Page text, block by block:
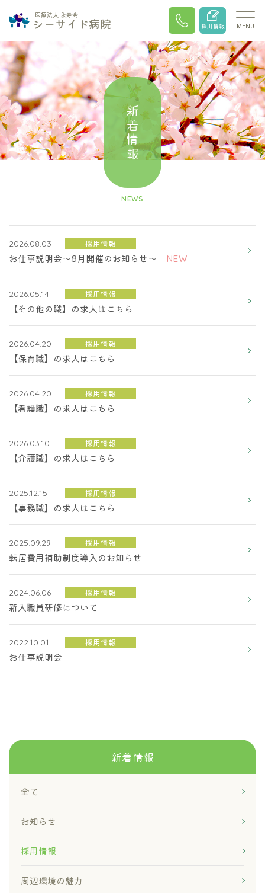
医療法人 永寿会
シーサイド病院 採用情報 MENU
新着情報
NEWS
2026.08.03 採用情報
お仕事説明会～8月開催のお知らせ～ NEW
2026.05.14 採用情報
【その他の職】の求人はこちら
2026.04.20 採用情報
【保育職】の求人はこちら
2026.04.20 採用情報
【看護職】の求人はこちら
2026.03.10 採用情報
【介護職】の求人はこちら
2025.12.15 採用情報
【事務職】の求人はこちら
2025.09.29 採用情報
転居費用補助制度導入のお知らせ
2024.06.06 採用情報
新入職員研修について
2022.10.01 採用情報
お仕事説明会
新着情報
全て
お知らせ
採用情報
周辺環境の魅力